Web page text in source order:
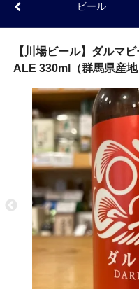
ビール
【川場ビール】ダルマ
ALE 330ml（群馬県産地